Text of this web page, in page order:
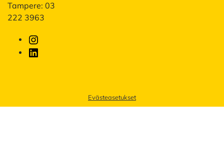
Tampere: 03
222 3963
Evästeasetukset